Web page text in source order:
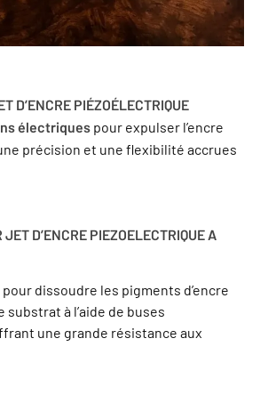
D’ENCRE PIÉZOÉLECTRIQUE
électriques pour expulser l’encre
précision et une flexibilité accrues
JET D’ENCRE PIEZOELECTRIQUE A
dissoudre les pigments d’encre
substrat à l’aide de buses
une grande résistance aux